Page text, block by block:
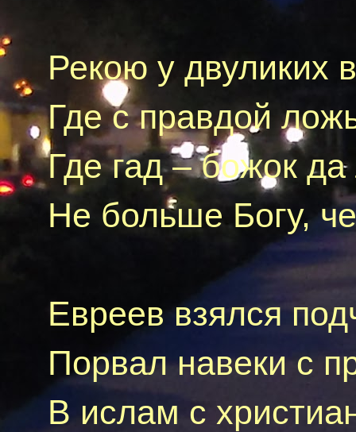
Рекою y двуликих
Где с правдой
Гдегад– божок
Не больше Богу,
Евреев взялся
Порвал навеки с
В ислам с